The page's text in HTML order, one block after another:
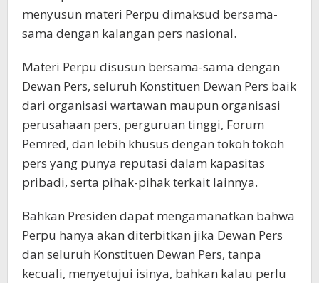
menyusun materi Perpu dimaksud bersama-
sama dengan kalangan pers nasional.
Materi Perpu disusun bersama-sama dengan
Dewan Pers, seluruh Konstituen Dewan Pers baik
dari organisasi wartawan maupun organisasi
perusahaan pers, perguruan tinggi, Forum
Pemred, dan lebih khusus dengan tokoh tokoh
pers yang punya reputasi dalam kapasitas
pribadi, serta pihak-pihak terkait lainnya.
Bahkan Presiden dapat mengamanatkan bahwa
Perpu hanya akan diterbitkan jika Dewan Pers
dan seluruh Konstituen Dewan Pers, tanpa
kecuali, menyetujui isinya, bahkan kalau perlu